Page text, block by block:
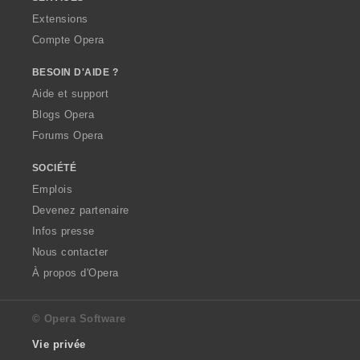
Extensions
Compte Opera
BESOIN D'AIDE ?
Aide et support
Blogs Opera
Forums Opera
SOCIÉTÉ
Emplois
Devenez partenaire
Infos presse
Nous contacter
À propos d'Opera
© Opera Software
Vie privée